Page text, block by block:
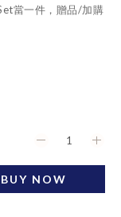
當一件，贈品/加購
BUY NOW